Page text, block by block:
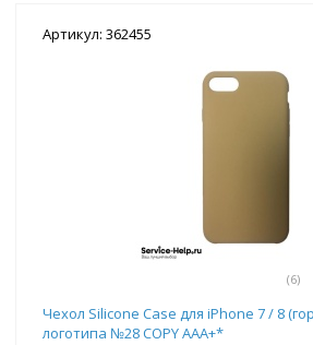
Артикул: 362455
(6)
Чехол Silicone Case для iPhone 7 / 8
логотипа №28 COPY AAA+*